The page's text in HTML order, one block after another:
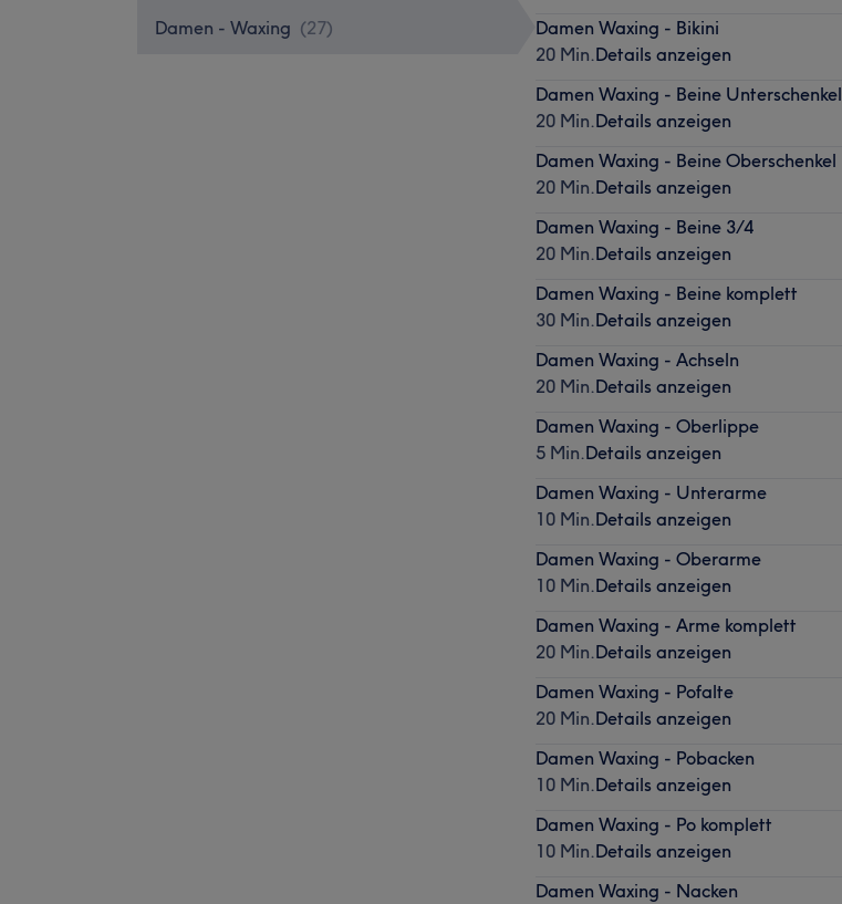
Damen - Waxing (27)
Damen Waxing - Bikini
20 Min.Details anzeigen
Damen Waxing - Beine Unterschenkel
20 Min.Details anzeigen
Damen Waxing - Beine Oberschenkel
20 Min.Details anzeigen
Damen Waxing - Beine 3/4
20 Min.Details anzeigen
Damen Waxing - Beine komplett
30 Min.Details anzeigen
Damen Waxing - Achseln
20 Min.Details anzeigen
Damen Waxing - Oberlippe
5 Min.Details anzeigen
Damen Waxing - Unterarme
10 Min.Details anzeigen
Damen Waxing - Oberarme
10 Min.Details anzeigen
Damen Waxing - Arme komplett
20 Min.Details anzeigen
Damen Waxing - Pofalte
20 Min.Details anzeigen
Damen Waxing - Pobacken
10 Min.Details anzeigen
Damen Waxing - Po komplett
10 Min.Details anzeigen
Damen Waxing - Nacken